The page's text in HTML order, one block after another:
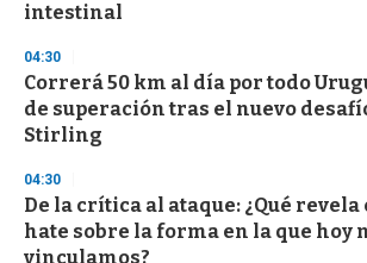
intestinal
04:30
Correrá 50 km al día por todo
de superación tras el nuevo
Stirling
04:30
De la crítica al ataque: ¿Qué revela
hate sobre la forma en la que hoy
vinculamos?